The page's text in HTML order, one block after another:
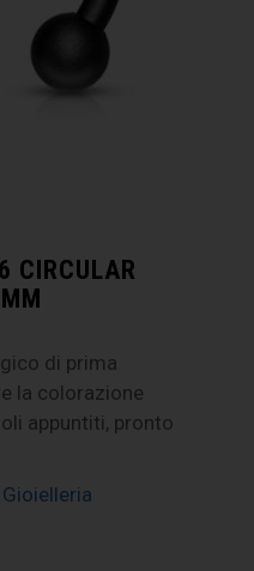
CIRCULAR
di prima
la colorazione
appuntiti, pronto